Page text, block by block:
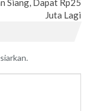
Siang, Dapat Rp25
Juta Lagi